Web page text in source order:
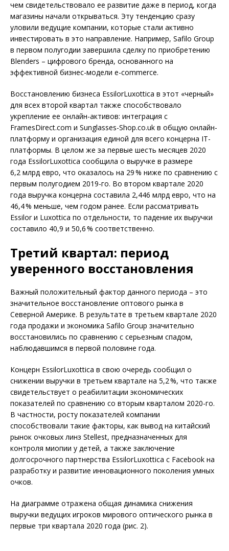
чем свидетельствовало ее разви­тие даже в период, когда
магазины начали открываться. Эту тенденцию сразу
уловили ведущие компании, которые стали активно
инвестировать в это направление. Например, Safilo Group
в первом полугодии завершила сделку по приобретению
Blenders – цифрового бренда, основанного на
эффективной бизнес-модели e-commerce.
Восстановлению бизнеса EssilorLuxottica в этот «черный»
для всех второй квартал также способствовало
укрепление ее онлайн-активов: интеграция с
FramesDirect.com и Sunglasses-Shop.co.uk в общую онлайн-
платформу и организация единой для всего концерна IT-
платформы. В целом же за первые шесть месяцев 2020
года EssilorLuxottica сообщила о выручке в размере
6,2 млрд евро, что оказалось на 29 % ниже по сравнению с
первым полугодием 2019-го. Во втором квартале 2020
года выручка концерна составила 2,446 млрд евро, что на
46,4 % меньше, чем годом ранее. Если рассматривать
Essilor и Luxottica по отдельности, то падение их выручки
составило 40,9 и 50,6 % соответственно.
Третий квартал: период
уверенного восстановления
Важный положительный фактор данного периода – это
значительное восстановление оптового рынка в
Северной Америке. В результате в третьем квартале 2020
года продажи и экономика Safilo Group значительно
восстановились по сравнению с серьезным спадом,
наблюдавшимся в первой половине года.
Концерн EssilorLuxottica в свою очередь сообщил о
снижении выручки в третьем квартале на 5,2 %, что также
свидетельствует о реабилитации экономических
показателей по сравнению со вторым кварталом 2020-го.
В частности, росту показателей компании
способствовали такие факторы, как вывод на китайский
рынок очковых линз Stel­lest, предназначенных для
контроля миопии у детей, а также заключение
долгосрочного партнерства EssilorLuxottica с Facebook на
разработку и развитие инновационного поколения умных
очков.
На диаграмме отражена общая динамика снижения
выручки ведущих игроков мирового оптического рынка в
первые три квартала 2020 года (рис. 2).